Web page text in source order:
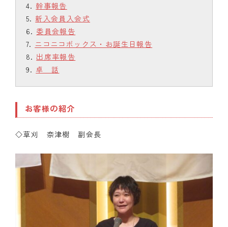
幹事報告
新入会員入会式
委員会報告
ニコニコボックス・お誕生日報告
出席率報告
卓 話
お客様の紹介
◇草刈 奈津樹 副会長